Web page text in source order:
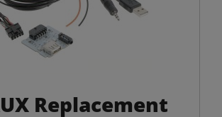
Replacement